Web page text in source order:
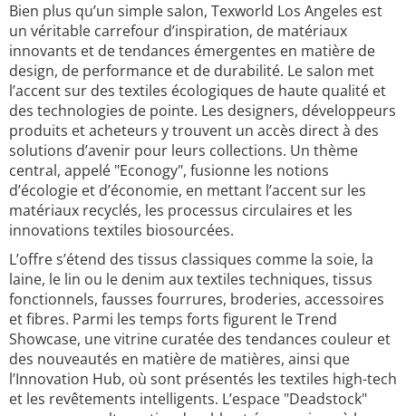
Bien plus qu’un simple salon, Texworld Los Angeles est
un véritable carrefour d’inspiration, de matériaux
innovants et de tendances émergentes en matière de
design, de performance et de durabilité. Le salon met
l’accent sur des textiles écologiques de haute qualité et
des technologies de pointe. Les designers, développeurs
produits et acheteurs y trouvent un accès direct à des
solutions d’avenir pour leurs collections. Un thème
central, appelé "Econogy", fusionne les notions
d’écologie et d’économie, en mettant l’accent sur les
matériaux recyclés, les processus circulaires et les
innovations textiles biosourcées.
L’offre s’étend des tissus classiques comme la soie, la
laine, le lin ou le denim aux textiles techniques, tissus
fonctionnels, fausses fourrures, broderies, accessoires
et fibres. Parmi les temps forts figurent le Trend
Showcase, une vitrine curatée des tendances couleur et
des nouveautés en matière de matières, ainsi que
l’Innovation Hub, où sont présentés les textiles high-tech
et les revêtements intelligents. L’espace "Deadstock"